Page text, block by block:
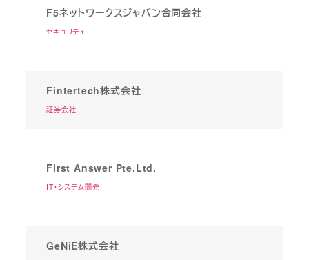
F5ネットワークスジャパン合同会社
セキュリティ
Fintertech株式会社
証券会社
First Answer Pte.Ltd.
IT・システム開発
GeNiE株式会社